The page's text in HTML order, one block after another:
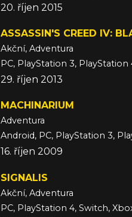
20. říjen 2015
ASSASSIN'S CREED IV:
Akční, Adventura
PC, PlayStation 3,
29. říjen 2013
MACHINARIUM
Adventura
Android, PC, PlayStation 3,
16. říjen 2009
SIGNALIS
Akční, Adventura
PC, PlayStation 4, Switch,